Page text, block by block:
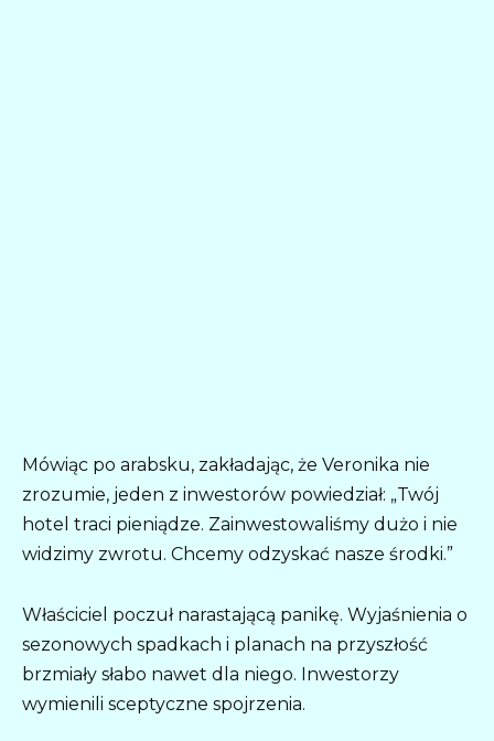
Mówiąc po arabsku, zakładając, że Veronika nie
zrozumie, jeden z inwestorów powiedział: „Twój
hotel traci pieniądze. Zainwestowaliśmy dużo i nie
widzimy zwrotu. Chcemy odzyskać nasze środki.”
Właściciel poczuł narastającą panikę. Wyjaśnienia o
sezonowych spadkach i planach na przyszłość
brzmiały słabo nawet dla niego. Inwestorzy
wymienili sceptyczne spojrzenia.